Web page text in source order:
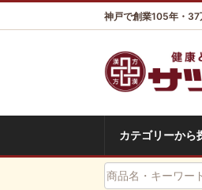
神戸で創業105年・37
カテゴリーから